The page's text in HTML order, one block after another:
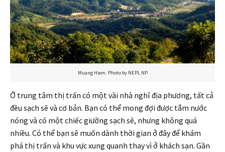
Muang Hiem. Photo by NEPL NP
Ở trung tâm thị trấn có một vài nhà nghỉ địa phương, tất cả
đều sạch sẽ và cơ bản. Bạn có thể mong đợi được tắm nước
nóng và có một chiếc giường sạch sẽ, nhưng không quá
nhiều. Có thể bạn sẽ muốn dành thời gian ở đây để khám
phá thị trấn và khu vực xung quanh thay vì ở khách sạn. Gần